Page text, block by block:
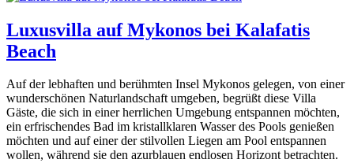
Luxusvilla auf Mykonos bei Kalafatis
Beach
Auf der lebhaften und berühmten Insel Mykonos gelegen, von einer
wunderschönen Naturlandschaft umgeben, begrüßt diese Villa
Gäste, die sich in einer herrlichen Umgebung entspannen möchten,
ein erfrischendes Bad im kristallklaren Wasser des Pools genießen
möchten und auf einer der stilvollen Liegen am Pool entspannen
wollen, während sie den azurblauen endlosen Horizont betrachten.